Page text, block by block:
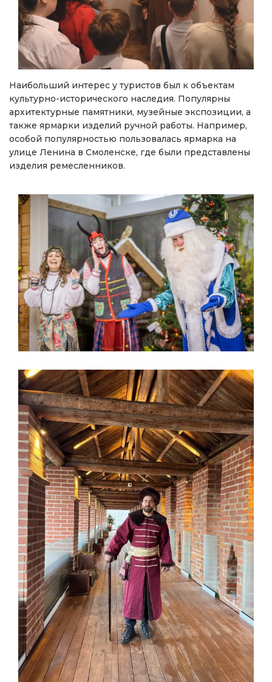
Наибольший интерес у туристов был к объектам
культурно-исторического наследия. Популярны
архитектурные памятники, музейные экспозиции, а
также ярмарки изделий ручной работы. Например,
особой популярностью пользовалась ярмарка на
улице Ленина в Смоленске, где были представлены
изделия ремесленников.